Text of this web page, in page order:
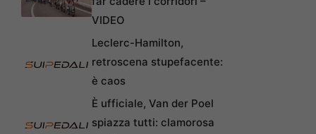
VIDEO
Leclerc-Hamilton,
retroscena stupefacente:
è caos
È ufficiale, Van der Poel
spiazza tutti: clamorosa